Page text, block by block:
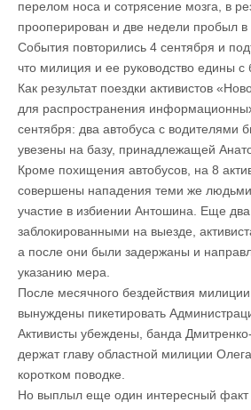
перелом носа и сотрясение мозга, в
прооперирован и две недели пробыл в
События повторились 4 сентября и
что милиция и ее руководство едины с
Как результат поездки активистов
для распространения
сентября: два автобуса с водителями
увезены на базу, принадлежащей
Кроме похищения автобусов, на 8
совершены нападения теми же
участие в избиении Антошина. Еще
заблокированными на выезде,
а после они были задержаны и
указанию мера.
После месячного бездействия
вынуждены пикетировать
Активисты убеждены, банда
держат главу областной милиции
коротком поводке.
Но выплыл еще один интересный факт